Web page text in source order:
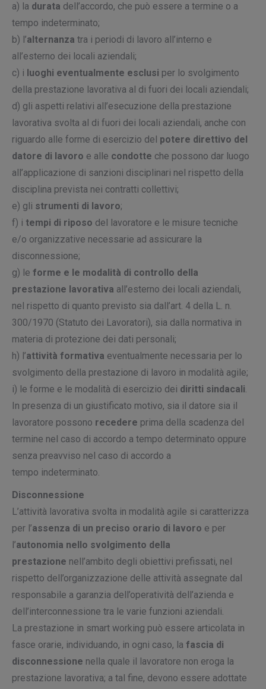
a) la durata dell’accordo, che può essere a termine o a
tempo indeterminato;
b) l’alternanza tra i periodi di lavoro all’interno e
all’esterno dei locali aziendali;
c) i luoghi eventualmente esclusi per lo svolgimento
della prestazione lavorativa al di fuori dei locali aziendali;
d) gli aspetti relativi all’esecuzione della prestazione
lavorativa svolta al di fuori dei locali aziendali, anche con
riguardo alle forme di esercizio del potere direttivo del
datore di lavoro e alle condotte che possono dar luogo
all’applicazione di sanzioni disciplinari nel rispetto della
disciplina prevista nei contratti collettivi;
e) gli strumenti di lavoro;
f) i tempi di riposo del lavoratore e le misure tecniche
e/o organizzative necessarie ad assicurare la
disconnessione;
g) le forme e le modalità di controllo della
prestazione lavorativa all’esterno dei locali aziendali,
nel rispetto di quanto previsto sia dall’art. 4 della L. n.
300/1970 (Statuto dei Lavoratori), sia dalla normativa in
materia di protezione dei dati personali;
h) l’attività formativa eventualmente necessaria per lo
svolgimento della prestazione di lavoro in modalità agile;
i) le forme e le modalità di esercizio dei diritti sindacali.
In presenza di un giustificato motivo, sia il datore sia il
lavoratore possono recedere prima della scadenza del
termine nel caso di accordo a tempo determinato oppure
senza preavviso nel caso di accordo a
tempo indeterminato.
Disconnessione
L’attività lavorativa svolta in modalità agile si caratterizza
per l’assenza di un preciso orario di lavoro e per
l’autonomia nello svolgimento della
prestazione nell’ambito degli obiettivi prefissati, nel
rispetto dell’organizzazione delle attività assegnate dal
responsabile a garanzia dell’operatività dell’azienda e
dell’interconnessione tra le varie funzioni aziendali.
La prestazione in smart working può essere articolata in
fasce orarie, individuando, in ogni caso, la fascia di
disconnessione nella quale il lavoratore non eroga la
prestazione lavorativa; a tal fine, devono essere adottate